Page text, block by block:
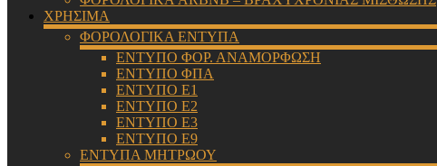
ΧΡΗΣΙΜΑ
ΦΟΡΟΛΟΓΙΚΑ ΕΝΤΥΠΑ
ΕΝΤΥΠΟ ΦΟΡ. ΑΝΑΜΟΡΦΩΣΗ
ΕΝΤΥΠΟ ΦΠΑ
ΕΝΤΥΠΟ Ε1
ΕΝΤΥΠΟ Ε2
ΕΝΤΥΠΟ Ε3
ΕΝΤΥΠΟ Ε9
ΕΝΤΥΠΑ ΜΗΤΡΩΟΥ